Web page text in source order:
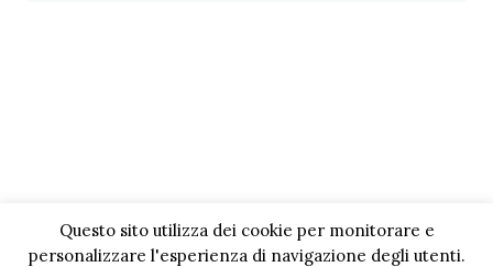
Questo sito utilizza dei cookie per monitorare e
personalizzare l'esperienza di navigazione degli utenti.